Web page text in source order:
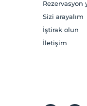
Rezervasyon
Sizi arayalım
İştirak olun
İletişim